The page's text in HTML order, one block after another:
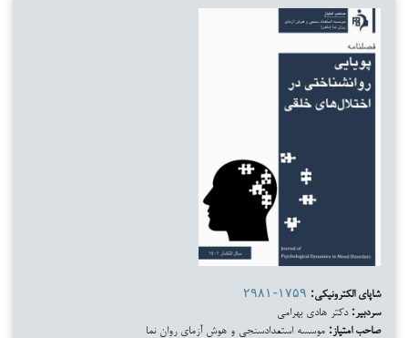
شاپای الکترونیکی: ۲۹۸۱-۱۷۵۹
سردبیر: دکتر هادی بهرامی
صاحب امتیاز: موسسه استعدادسنجی و هوش آزمای روان نما